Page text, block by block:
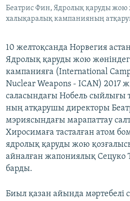
Беатрис Фин, Ядролық қаруды жою
халықаралық кампанияның
10 желтоқсанда Норвегия
Ядролық қаруды жою
кампанияға (International
Nuclear Weapons - ICAN) 2017
саласындағы Нобель сыйлығы
ның атқарушы директоры
мэриясындағы марапаттау
Хиросимаға тасталған атом
ядролық қаруды жою
айналған жапониялық Сецуко
барды.
Биыл қазан айында мәртебелі